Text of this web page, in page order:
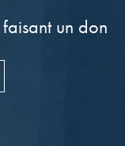
un don